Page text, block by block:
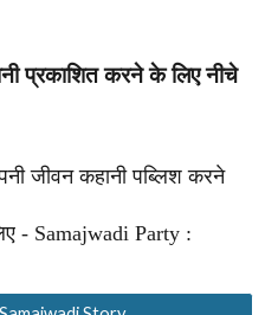
प्रकाशित करने के लिए नीचे
जीवन कहानी पब्लिश करने
- Samajwadi Party :